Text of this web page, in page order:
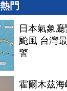
門
日本氣象
颱風 台灣
警
霍爾木茲